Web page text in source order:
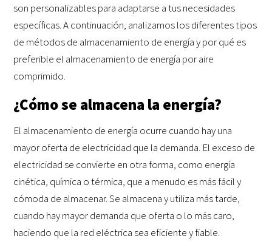
son personalizables para adaptarse a tus necesidades
específicas. A continuación, analizamos los diferentes tipos
de métodos de almacenamiento de energía y por qué es
preferible el almacenamiento de energía por aire
comprimido.
¿Cómo se almacena la energía?
El almacenamiento de energía ocurre cuando hay una
mayor oferta de electricidad que la demanda. El exceso de
electricidad se convierte en otra forma, como energía
cinética, química o térmica, que a menudo es más fácil y
cómoda de almacenar. Se almacena y utiliza más tarde,
cuando hay mayor demanda que oferta o lo más caro,
haciendo que la red eléctrica sea eficiente y fiable.